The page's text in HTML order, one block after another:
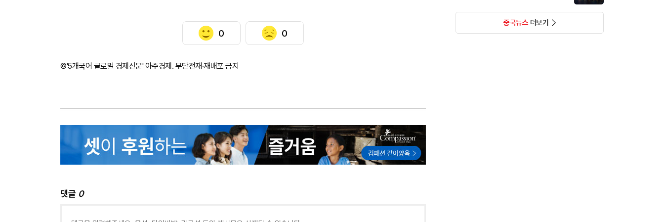
0 0
©'5개국어 글로벌 경제신문' 아주경제. 무단전재·재배포 금지
댓글 0
중국뉴스더보기